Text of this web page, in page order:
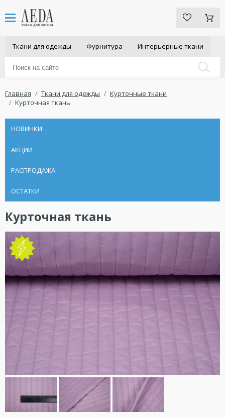
Ткани для одежды Фурнитура Интерьерные ткани
Главная Ткани для одежды
Курточные ткани
Курточная ткань
НОВИНКИ
АКЦИИ
РАСПРОДАЖА
ОСТАТКИ
Курточная ткань